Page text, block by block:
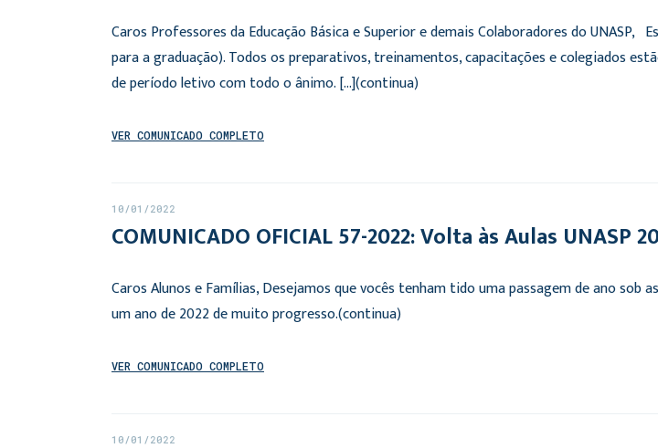
Caros Professores da Educação Básica e Superior e demais Colaboradores do UNASP,
para a graduação). Todos os preparativos, treinamentos, capacitações e colegiados
de período letivo com todo o ânimo. […](continua)
VER COMUNICADO COMPLETO
10/01/2022
COMUNICADO OFICIAL 57-2022: Volta às Aulas UNASP
Caros Alunos e Famílias, Desejamos que vocês tenham tido uma passagem de ano sob
um ano de 2022 de muito progresso.(continua)
VER COMUNICADO COMPLETO
10/01/2022